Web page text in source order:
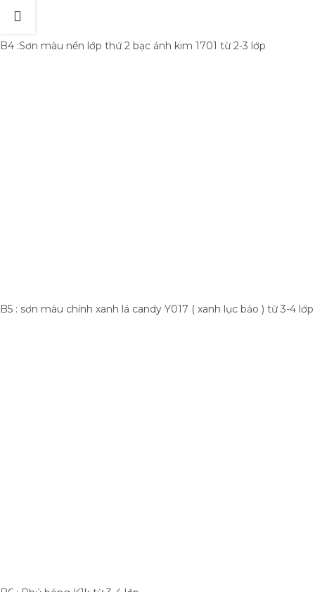
B4 :Sơn màu nền lớp thứ 2 bạc ánh kim 1701 từ 2-3 lớp
B5 : sơn màu chính xanh lá candy Y017 ( xanh lục bảo ) từ 3-4 lớp